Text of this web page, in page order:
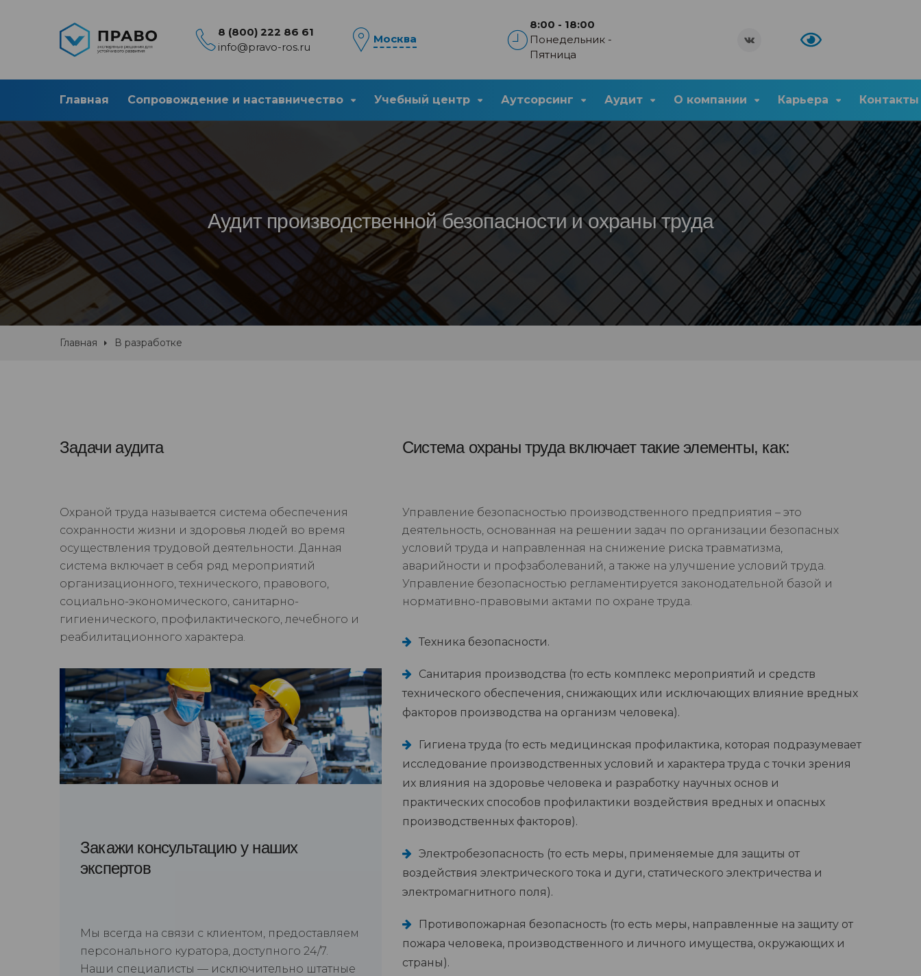
8 (800) 222 86 61
info@pravo-ros.ru
Москва
8:00 - 18:00
Понедельник -
Пятница
Главная Сопровождение и наставничество Учебный центр Аутсорсинг Аудит О компании Карьера Контакты
Аудит производственной безопасности и охраны труда
Главная В разработке
Задачи аудита
Охраной труда называется система обеспечения
сохранности жизни и здоровья людей во время
осуществления трудовой деятельности. Данная
система включает в себя ряд мероприятий
организационного, технического, правового,
социально-экономического, санитарно-
гигиенического, профилактического, лечебного и
реабилитационного характера.
Закажи консультацию у наших
экспертов
Мы всегда на связи с клиентом, предоставляем
персонального куратора, доступного 24/7.
Наши специалисты — исключительно штатные
Система охраны труда включает такие элементы, как:
Управление безопасностью производственного предприятия – это
деятельность, основанная на решении задач по организации безопасных
условий труда и направленная на снижение риска травматизма,
аварийности и профзаболеваний, а также на улучшение условий труда.
Управление безопасностью регламентируется законодательной базой и
нормативно-правовыми актами по охране труда.
Техника безопасности.
Санитария производства (то есть комплекс мероприятий и средств
технического обеспечения, снижающих или исключающих влияние вредных
факторов производства на организм человека).
Гигиена труда (то есть медицинская профилактика, которая подразумевает
исследование производственных условий и характера труда с точки зрения
их влияния на здоровье человека и разработку научных основ и
практических способов профилактики воздействия вредных и опасных
производственных факторов).
Электробезопасность (то есть меры, применяемые для защиты от
воздействия электрического тока и дуги, статического электричества и
электромагнитного поля).
Противопожарная безопасность (то есть меры, направленные на защиту от
пожара человека, производственного и личного имущества, окружающих и
страны).